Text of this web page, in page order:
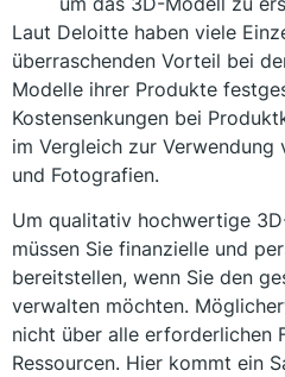
Laut Deloitte haben viele
überraschenden Vorteil bei
Modelle ihrer Produkte
Kostensenkungen bei
im Vergleich zur
und Fotografien.
Um qualitativ hochwertige
müssen Sie finanzielle und
bereitstellen, wenn Sie den
verwalten möchten.
nicht über alle erforderlichen
Ressourcen. Hier kommt ein